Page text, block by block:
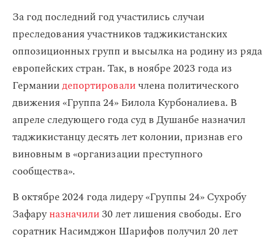
За год последний год участились случаи
преследования участников таджикистанских
оппозиционных групп и высылка на родину из ряда
европейских стран. Так, в ноябре 2023 года из
Германиидепортироваличлена политического
движения «Группа 24» Билола Курбоналиева. В
апреле следующего года суд в Душанбе назначил
таджикистанцу десять лет колонии, признав его
виновным в «организации преступного
сообщества».
В октябре 2024 года лидеру «Группы 24» Сухробу
Зафаруназначили30 лет лишения свободы. Его
соратник Насимджон Шарифов получил 20 лет